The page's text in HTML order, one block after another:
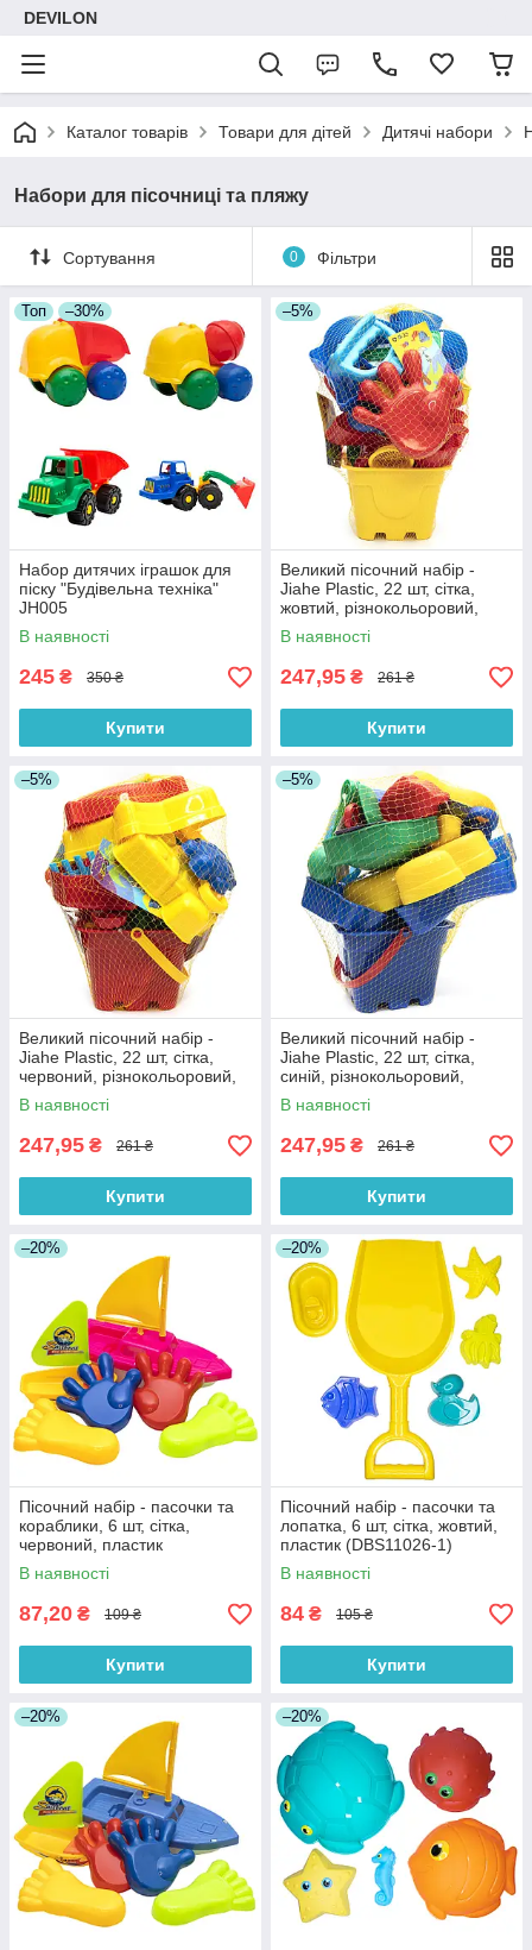
DEVILON
Каталог товарів Товари для дітей Дитячі набори
Набори для пісочниці та пляжу
Сортування 0 Фільтри
Топ –30%
Набор дитячих іграшок для
піску "Будівельна техніка"
JH005
В наявності
245 ₴ 350 ₴
Купити
–5%
Великий пісочний набір -
Jiahe Plastic, 22 шт, сітка,
жовтий, різнокольоровий,
пластик (JH002)
В наявності
247,95 ₴ 261 ₴
Купити
–5%
Великий пісочний набір -
Jiahe Plastic, 22 шт, сітка,
червоний, різнокольоровий,
пластик (JH001)
В наявності
247,95 ₴ 261 ₴
Купити
–5%
Великий пісочний набір -
Jiahe Plastic, 22 шт, сітка,
синій, різнокольоровий,
пластик (JH003)
В наявності
247,95 ₴ 261 ₴
Купити
–20%
Пісочний набір - пасочки та
кораблики, 6 шт, сітка,
червоний, пластик
(DBS11020-2)
В наявності
87,20 ₴ 109 ₴
Купити
–20%
Пісочний набір - пасочки та
лопатка, 6 шт, сітка, жовтий,
пластик (DBS11026-1)
В наявності
84 ₴ 105 ₴
Купити
–20% –20%